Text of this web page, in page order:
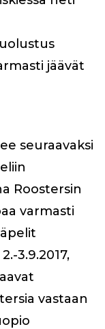
jäävät
seuraavaksi
Roostersin
varmasti
3.9.2017,
vastaan